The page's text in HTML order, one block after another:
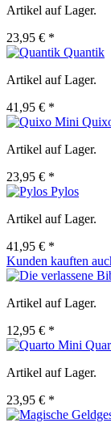
Artikel auf Lager.
23,95 € *
Quantik
Artikel auf Lager.
41,95 € *
Artikel auf Lager.
23,95 € *
Pylos
Artikel auf Lager.
41,95 € *
Kunden kauften
Artikel auf Lager.
12,95 € *
Artikel auf Lager.
23,95 € *